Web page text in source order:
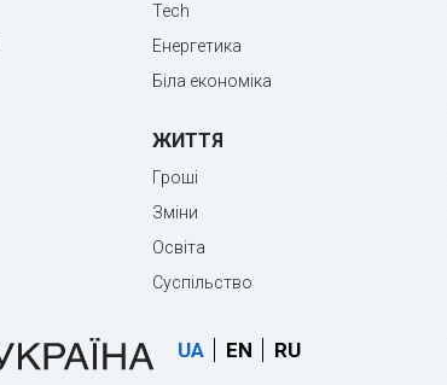
Tech
Енергетика
Біла економіка
ЖИТТЯ
Гроші
Зміни
Освіта
Суспільство
UA EN RU